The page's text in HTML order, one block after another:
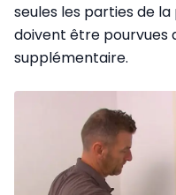
seules les parties de
doivent être pourvues
supplémentaire.